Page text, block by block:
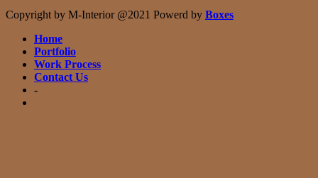
Copyright by M-Interior @2021 Powerd by Boxes
Home
Portfolio
Work Process
Contact Us
-